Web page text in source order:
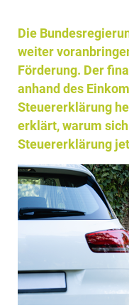
Die
weiter
Förderung. Der
anhand des
Steuererklärung
erklärt, warum
Steuererklärung